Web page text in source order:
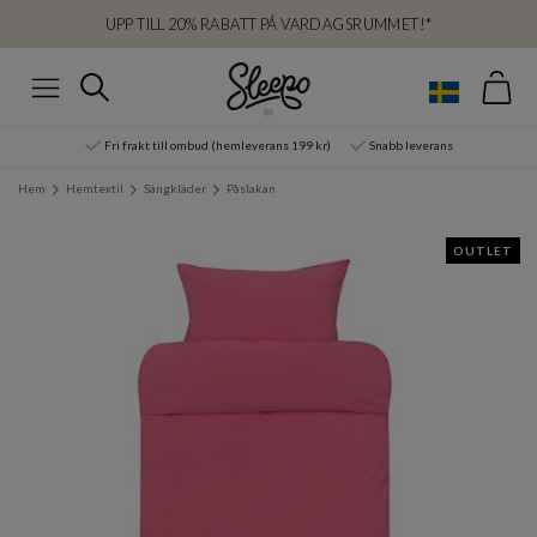
UPP TILL 20% RABATT PÅ VARDAGSRUMMET!*
Sök
Fri frakt till ombud (hemleverans 199 kr) Snabb leverans
Hem Hemtextil Sängkläder Påslakan
OUTLET